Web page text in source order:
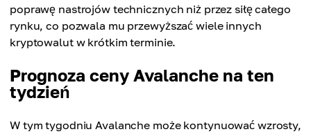
poprawę nastrojów technicznych niż przez siłę całego
rynku, co pozwala mu przewyższać wiele innych
kryptowalut w krótkim terminie.
Prognoza ceny Avalanche na ten
tydzień
W tym tygodniu Avalanche może kontynuować wzrosty,